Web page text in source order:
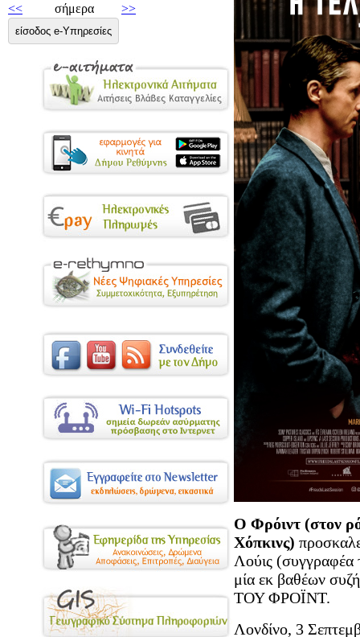
<<
σήμερα >>
είσοδος e-Υπηρεσίες
Ο Φρόιντ (στον
Χόπκινς)
Λούις (συγγραφέα
μία εκ βαθέων
ΤΟΥ ΦΡΟΪΝΤ.
Λονδίνο, 3